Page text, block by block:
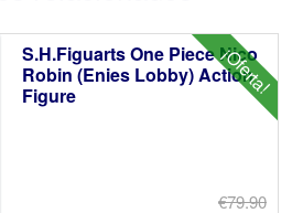
¡Oferta!
S.H.Figuarts One Piece Nico
Robin (Enies Lobby) Action
Figure
€79.90